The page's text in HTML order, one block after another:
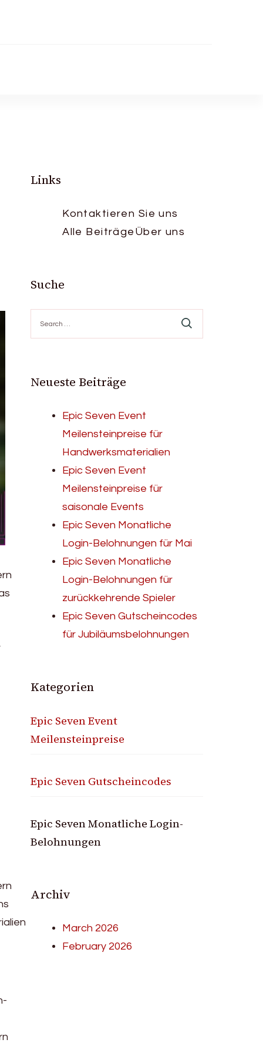
Links
Kontaktieren Sie uns
Alle Beiträge Über uns
Suche
for:
Neueste Beiträge
Epic Seven Event
Meilensteinpreise für
Handwerksmaterialien
Epic Seven Event
Meilensteinpreise für
saisonale Events
Epic Seven Monatliche
Login-Belohnungen für Mai
Epic Seven Monatliche
Login-Belohnungen für
zurückkehrende Spieler
Epic Seven Gutscheincodes
für Jubiläumsbelohnungen
Kategorien
Epic Seven Event
Meilensteinpreise
Epic Seven Gutscheincodes
Epic Seven Monatliche Login-
Belohnungen
Archiv
March 2026
February 2026